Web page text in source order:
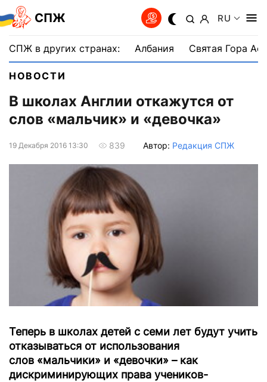
СПЖ RU
СПЖ в других странах: Албания Святая Гора
НОВОСТИ
В школах Англии откажутся от
слов «мальчик» и «девочка»
19 Декабря 2016 13:30 839 Автор: Редакция СПЖ
Теперь в школах детей с семи лет будут учить
отказываться от использования
слов «мальчики» и «девочки» – как
дискриминирующих права учеников-